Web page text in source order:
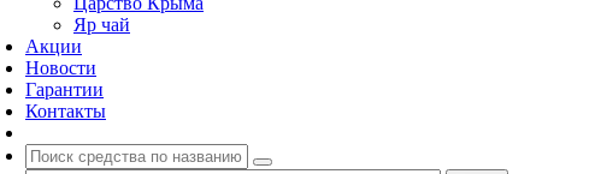
Яр чай
Акции
Новости
Гарантии
Контакты